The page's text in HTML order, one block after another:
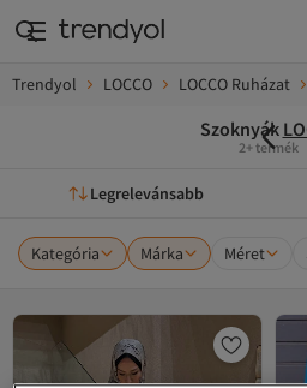
Trendyol LOCCO LOCCO Ruházat
Szoknyák
2+ termék
Legrelevánsabb
Kategória Márka Méret